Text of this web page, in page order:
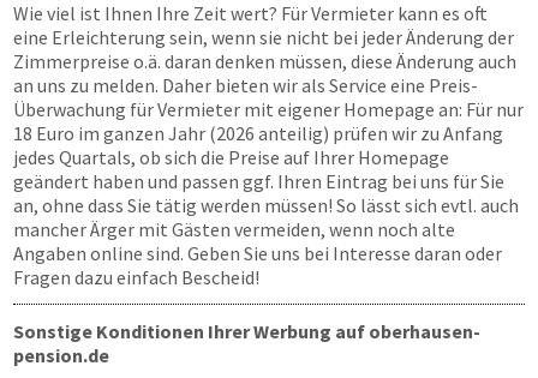
Wie viel ist Ihnen Ihre Zeit wert? Für Vermieter kann es oft
eine Erleichterung sein, wenn sie nicht bei jeder Änderung der
Zimmerpreise o.ä. daran denken müssen, diese Änderung auch
an uns zu melden. Daher bieten wir als Service eine Preis-
Überwachung für Vermieter mit eigener Homepage an: Für nur
18 Euro im ganzen Jahr (2026 anteilig) prüfen wir zu Anfang
jedes Quartals, ob sich die Preise auf Ihrer Homepage
geändert haben und passen ggf. Ihren Eintrag bei uns für Sie
an, ohne dass Sie tätig werden müssen! So lässt sich evtl. auch
mancher Ärger mit Gästen vermeiden, wenn noch alte
Angaben online sind. Geben Sie uns bei Interesse daran oder
Fragen dazu einfach Bescheid!
Sonstige Konditionen Ihrer Werbung auf oberhausen-
pension.de